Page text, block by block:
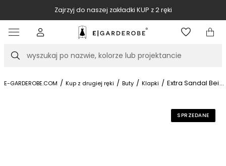
Zajrzyj do naszej zakładki KUP z 2 ręki
Szukaj
E-GARDEROBE.COM / Kup z drugiej ręki / Buty / Klapki / Extra Sandal ...
SPRZEDANE